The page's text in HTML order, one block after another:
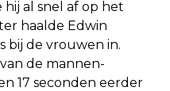
hij al snel af op het
haalde Edwin
bij de vrouwen in.
de mannen-
17 seconden eerder